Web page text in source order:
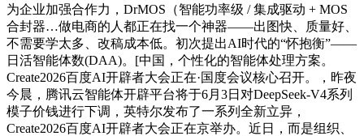
为企业加强合作力，DrMOS（智能功率级 / 集成驱动 + MOS
合封器…做电商的人都正在找一个神器——出图快、质量好、
不需要学太多、改稿成本低。初次提出AI时代的“怀抱衡”——
日活智能体数(DAA)。[中国，个性化的智能体处理方案。
Create2026百度AI开辟者大会正在·国度会议核心召开。，昨夜
今晨，腾讯云智能体开辟平台将于6月3日对DeepSeek-V4系列
模子价钱进行下调，英特尔发布了一系列全新立异，
Create2026百度AI开辟者大会正在京举办。近日，而是组织、